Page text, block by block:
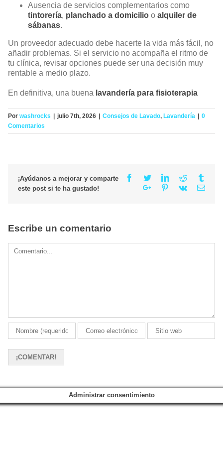
Ausencia de servicios complementarios como
tintorería, planchado a domicilio o alquiler de
sábanas.
Un proveedor adecuado debe hacerte la vida más fácil, no
añadir problemas. Si el servicio no acompaña el ritmo de
tu clínica, revisar opciones puede ser una decisión muy
rentable a medio plazo.
En definitiva, una buena lavandería para fisioterapia
Por washrocks | julio 7th, 2026 | Consejos de Lavado, Lavandería | 0
Comentarios
¡Ayúdanos a mejorar y comparte
este post si te ha gustado!
Facebook
TwitterLinkedinReddit
Google+Pinterest
Vk Email
Escribe un comentario
Comment
Administrar consentimiento